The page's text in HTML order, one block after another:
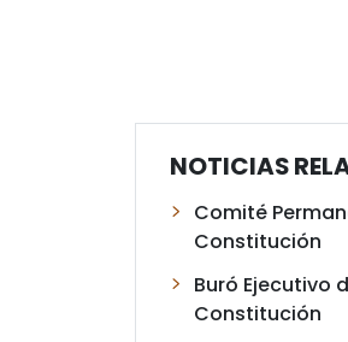
NOTICIAS
Comité
Constitución
Buró Ejecutivo
Constitución